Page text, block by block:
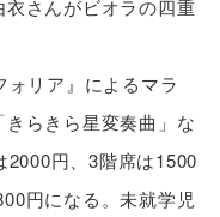
さんがビオラの四重
リア』によるマラ
らきら星変奏曲」な
2000円、3階席は1500
円になる。未就学児